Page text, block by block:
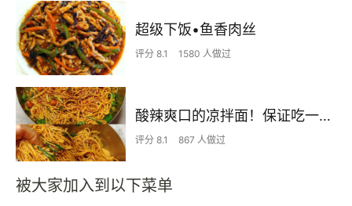
超级下饭•鱼香肉丝
评分 8.1 1580 人做过
酸辣爽口的凉拌面！保证吃一次就上瘾
评分 8.1 867 人做过
被大家加入到以下菜单